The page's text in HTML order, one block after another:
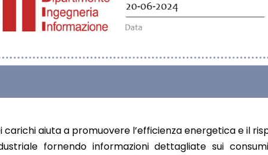
aiuta a promuovere l’efficienza energetica e il
fornendo informazioni dettagliate sui